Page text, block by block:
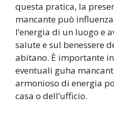
questa pratica, la
mancante può
l’energia di un luogo e
salute e sul benessere
abitano. È importante
eventuali guha
armonioso di energia
casa o dell’ufficio.